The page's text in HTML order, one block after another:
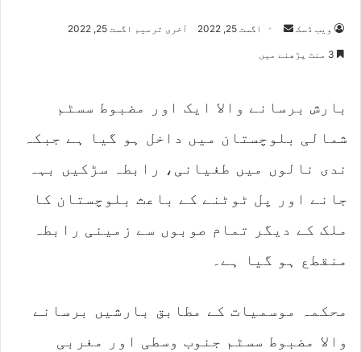
ویب ڈسک
Send
اگست 25, 2022 آخری ترمیم اگست 25, 2022
بارش برسانے والا ایک اور مضبوط سسٹم
شمالی بلوچستان میں داخل ہو گیا ہے جبکہ
ندی نالوں میں طغیانی، رابطہ سڑکیں بہہ
جانے اور پل ٹوٹنے کے باعث بلوچستان کا
ملک کے دیگر تمام صوبوں سے زمینی رابطہ
منقطع ہو گیا ہے۔
محکمہ موسمیات کے مطابق بارشیں برسانے
والا مضبوط سسٹم جنوب وسطی اور مغربی